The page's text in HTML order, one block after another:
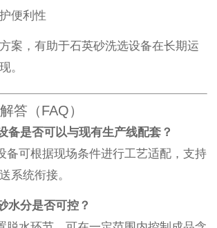
便利性
案，有助于石英砂洗选设备在长期运
。
答（FAQ）
备是否可以与现有生产线配套？
备可根据现场条件进行工艺适配，支持
系统衔接。
水分是否可控？